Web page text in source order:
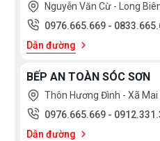
Nguyễn Văn Cừ - Long
0976.665.669 -
Dẫn đường
BẾP AN TOÀN SÓC SƠN
Thôn Hương Đình - Xã
0976.665.669 -
Dẫn đường